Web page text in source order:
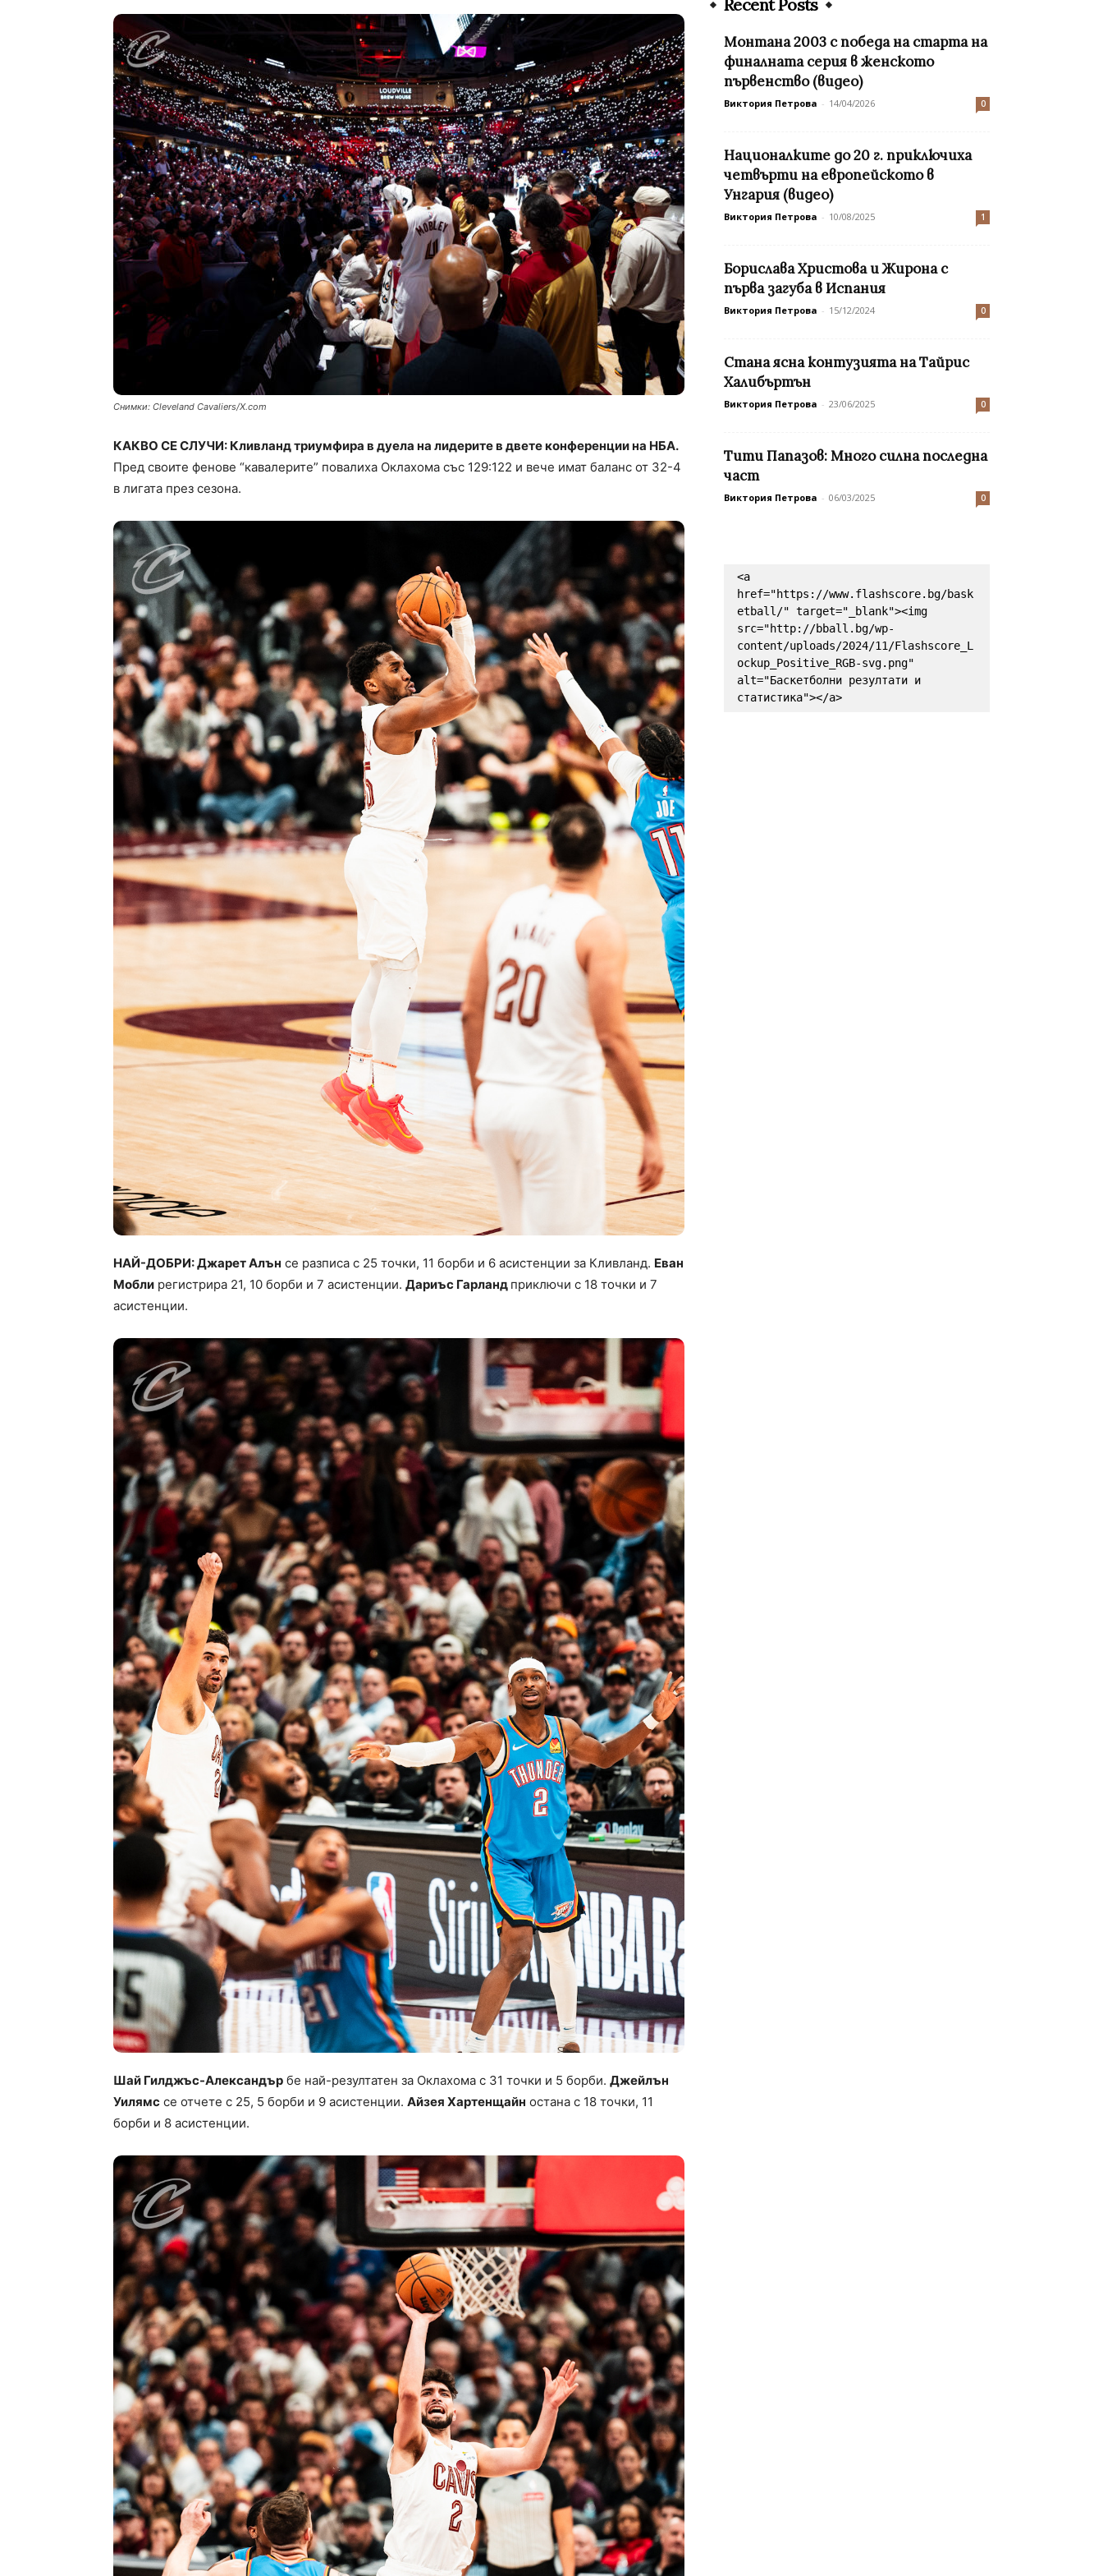
Снимки: Cleveland Cavaliers/X.com
КАКВО СЕ СЛУЧИ: Кливланд триумфира в дуела на лидерите в двете конференции на НБА.
Пред своите фенове “кавалерите” повалиха Оклахома със 129:122 и вече имат баланс от 32-4
в лигата през сезона.
НАЙ-ДОБРИ: Джарет Алън се разписа с 25 точки, 11 борби и 6 асистенции за Кливланд. Еван
Мобли регистрира 21, 10 борби и 7 асистенции. Дариъс Гарланд приключи с 18 точки и 7
асистенции.
Шай Гилджъс-Александър бе най-резултатен за Оклахома с 31 точки и 5 борби. Джейлън
Уилямс се отчете с 25, 5 борби и 9 асистенции. Айзея Хартенщайн остана с 18 точки, 11
борби и 8 асистенции.
Recent Posts
Монтана 2003 с победа на старта на
финалната серия в женското
първенство (видео)
Виктория Петрова - 14/04/2026 0
Националките до 20 г. приключиха
четвърти на европейското в
Унгария (видео)
Виктория Петрова - 10/08/2025 1
Борислава Христова и Жирона с
първа загуба в Испания
Виктория Петрова - 15/12/2024 0
Стана ясна контузията на Тайрис
Халибъртън
Виктория Петрова - 23/06/2025 0
Tити Папазов: Много силна последна
част
Виктория Петрова - 06/03/2025 0
<a
href="https://www.flashscore.bg/bask
etball/" target="_blank"><img
src="http://bball.bg/wp-
content/uploads/2024/11/Flashscore_L
ockup_Positive_RGB-svg.png"
alt="Баскетболни резултати и
статистика"></a>